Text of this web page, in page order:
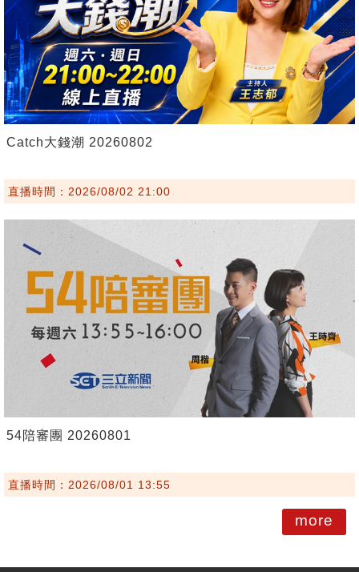
Catch大錢潮 20260802
直播時間：2026/08/02 21:00
54陪審團 20260801
直播時間：2026/08/01 13:55
more